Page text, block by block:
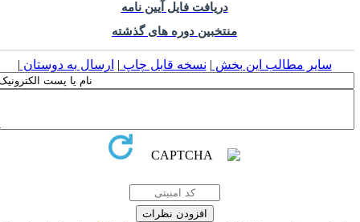
دریافت فایل آیین نامه
منتخبین دوره های گذشته
سایر مطالب این بخش | نسخه قابل چاپ| ارسال به دوستان|